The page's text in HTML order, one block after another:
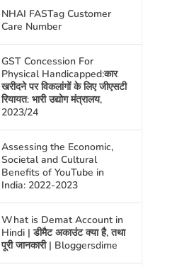
NHAI FASTag Customer
Care Number
GST Concession For
Physical Handicapped:कार
खरीदने पर विकलांगों के लिए जीएसटी
रियायत: भारी उद्योग मंत्रालय,
2023/24
Assessing the Economic,
Societal and Cultural
Benefits of YouTube in
India: 2022-2023
What is Demat Account in
Hindi | डीमैट अकाउंट क्या है, तथा
पूरी जानकारी | Bloggersdime